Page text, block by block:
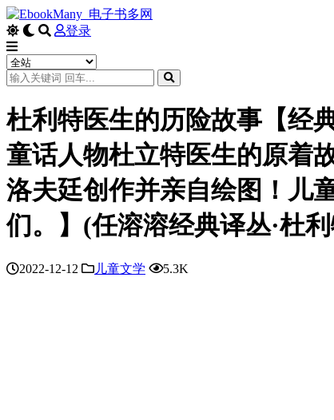
登录
杜利特医生的历险故事【经
童话人物杜立特医生的原着
洛夫廷创作并亲自绘图！儿
们。】(任溶溶经典译丛·杜
2022-12-12 儿童文学 5.3K